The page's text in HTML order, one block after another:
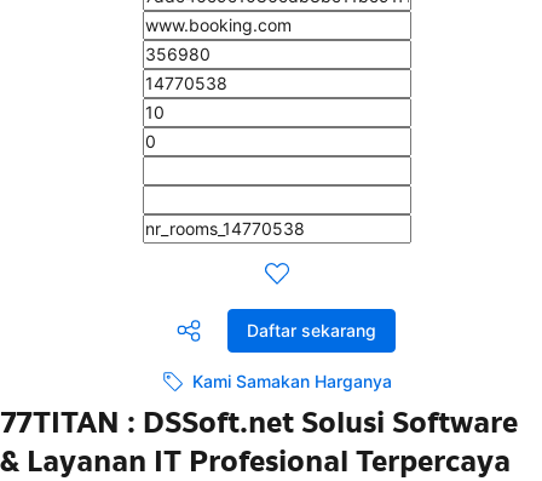
Daftar sekarang
Kami Samakan Harganya
77TITAN : DSSoft.net Solusi Software
& Layanan IT Profesional Terpercaya